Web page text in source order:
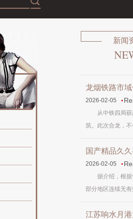
新闻
龙烟铁路市
2026-02-05
从中铁四局获悉
筑。此次合龙，
国产精品久
2026-02-05
据介绍，根据气
部分地区连续无
江苏响水月